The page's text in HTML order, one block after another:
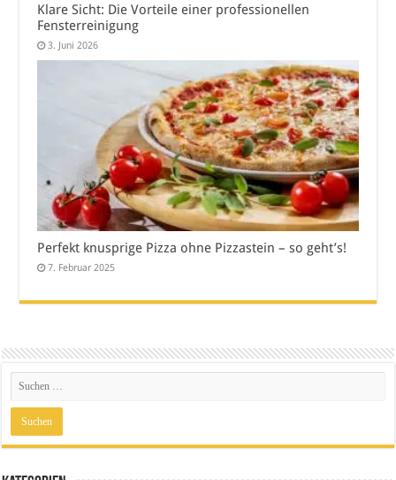
Klare Sicht: Die Vorteile einer professionellen
Fensterreinigung
3. Juni 2026
Perfekt knusprige Pizza ohne Pizzastein – so geht’s!
7. Februar 2025